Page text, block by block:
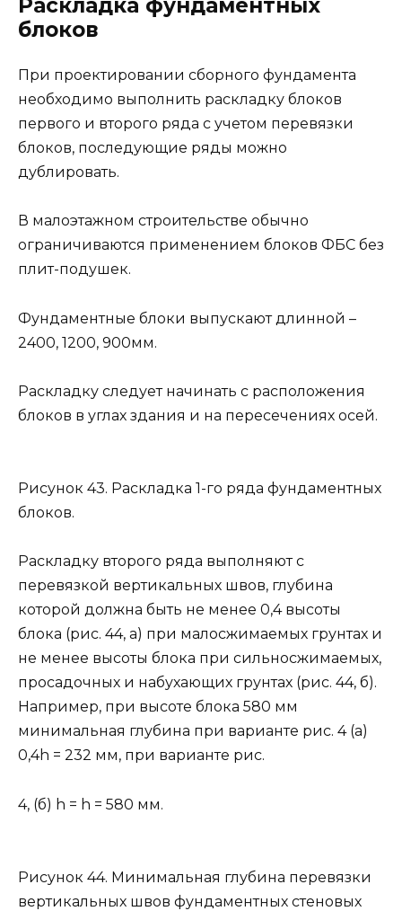
Раскладка фундаментных
блоков
При проектировании сборного фундамента
необходимо выполнить раскладку блоков
первого и второго ряда с учетом перевязки
блоков, последующие ряды можно
дублировать.
В малоэтажном строительстве обычно
ограничиваются применением блоков ФБС без
плит-подушек.
Фундаментные блоки выпускают длинной –
2400, 1200, 900мм.
Раскладку следует начинать с расположения
блоков в углах здания и на пересечениях осей.
Рисунок 43. Раскладка 1-го ряда фундаментных
блоков.
Раскладку второго ряда выполняют с
перевязкой вертикальных швов, глубина
которой должна быть не менее 0,4 высоты
блока (рис. 44, а) при малосжимаемых грунтах и
не менее высоты блока при сильносжимаемых,
просадочных и набухающих грунтах (рис. 44, б).
Например, при высоте блока 580 мм
минимальная глубина при варианте рис. 4 (a)
0,4h = 232 мм, при варианте рис.
4, (б) h = h = 580 мм.
Рисунок 44. Минимальная глубина перевязки
вертикальных швов фундаментных стеновых